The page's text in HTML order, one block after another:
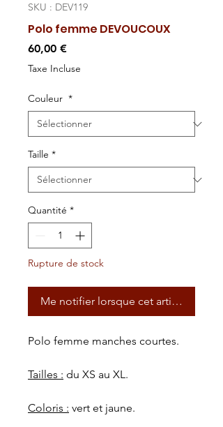
SKU : DEV119
Polo femme DEVOUCOUX
60,00 €Prix
Taxe Incluse
Couleur *
Taille *
Quantité *
Rupture de stock
Me notifier lorsque cet article est
Polo femme manches courtes.
Tailles : du XS au XL.
Coloris : vert et jaune.